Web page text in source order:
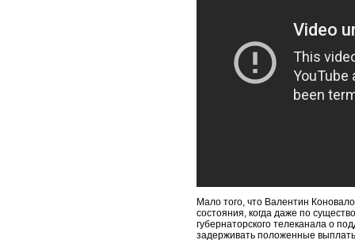
Мало того, что Валентин
состояния, когда даже по
губернаторского телеканала о
задерживать положенные